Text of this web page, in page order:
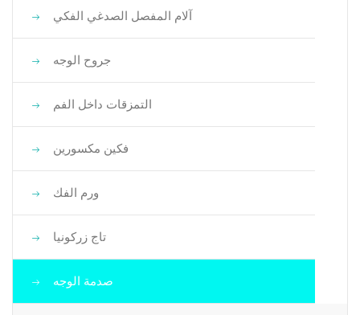
آلام المفصل الصدغي الفكي
جروح الوجه
التمزقات داخل الفم
فكين مكسورين
ورم الفك
تاج زركونيا
صدمة الوجه